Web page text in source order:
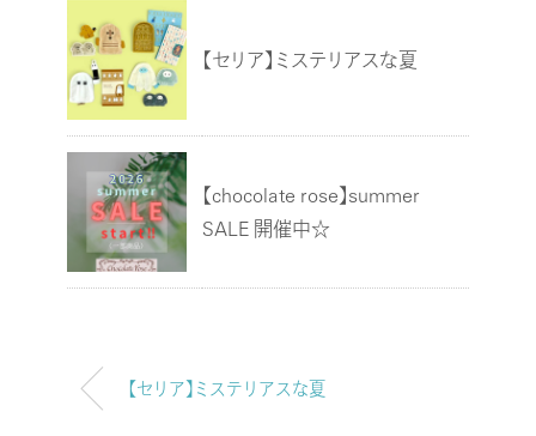
【セリア】ミステリアスな夏
【chocolate rose】summer
SALE 開催中☆
【セリア】ミステリアスな夏